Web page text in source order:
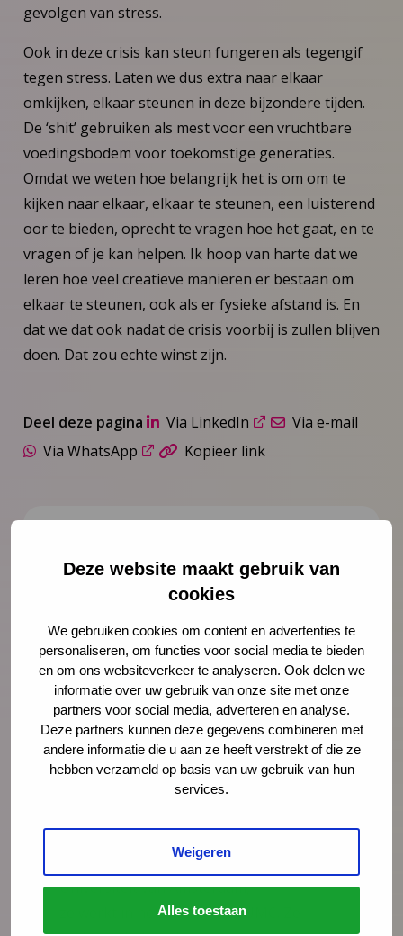
Deze website maakt gebruik van
cookies
We gebruiken cookies om content en advertenties te
personaliseren, om functies voor social media te bieden
en om ons websiteverkeer te analyseren. Ook delen we
informatie over uw gebruik van onze site met onze
partners voor social media, adverteren en analyse.
Deze partners kunnen deze gegevens combineren met
andere informatie die u aan ze heeft verstrekt of die ze
hebben verzameld op basis van uw gebruik van hun
services.
Weigeren
Alles toestaan
gevolgen van stress.
Ook in deze crisis kan steun fungeren als tegengif
tegen stress. Laten we dus extra naar elkaar
omkijken, elkaar steunen in deze bijzondere tijden.
De ‘shit’ gebruiken als mest voor een vruchtbare
voedingsbodem voor toekomstige generaties.
Omdat we weten hoe belangrijk het is om om te
kijken naar elkaar, elkaar te steunen, een luisterend
oor te bieden, oprecht te vragen hoe het gaat, en te
vragen of je kan helpen. Ik hoop van harte dat we
leren hoe veel creatieve manieren er bestaan om
elkaar te steunen, ook als er fysieke afstand is. En
dat we dat ook nadat de crisis voorbij is zullen blijven
doen. Dat zou echte winst zijn.
Deel deze pagina Via LinkedIn
Via e-mail
Via WhatsApp
Kopieer link
Over de auteur
Tessa Roseboom
Ontwikkeling en Gezondheid aan de
Universiteit van Amsterdam,
ze werkt in het Amsterdam UMC. Ze